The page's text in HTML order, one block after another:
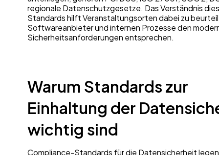
regionale Datenschutzgesetze. Das Verständnis
Standards hilft Veranstaltungsorten dabei zu
Softwareanbieter und internen Prozesse den
Sicherheitsanforderungen entsprechen.
Warum Standards zur
Einhaltung der
wichtig sind
Compliance-Standards für die Datensicherheit